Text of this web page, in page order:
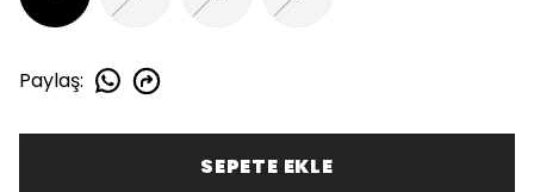
Paylaş:
SEPETE EKLE